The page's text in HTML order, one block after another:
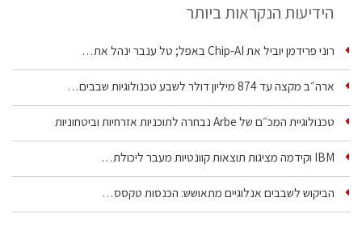
הידיעות הנקראות ביותר
רוני פרידמן יוביל את Chip‑AI באפל; טל ענבר ינהל את…
ארה״ב מקצה עד 874 מיליון דולר לשבע טכנולוגיות שבבים…
טכנולוגיית המכ״ם של Arbe נבחרה לתוכניות אזרחיות וביטחוניות
IBM וקידמה מציגות תוצאות קוונטיות מעבר ליכולת…
הביקוש לשבבים אנלוגיים מתאושש: הכנסות טקסס…